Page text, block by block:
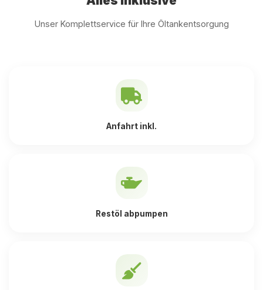
Unser Komplettservice für Ihre Öltankentsorgung
Anfahrt inkl.
Restöl abpumpen